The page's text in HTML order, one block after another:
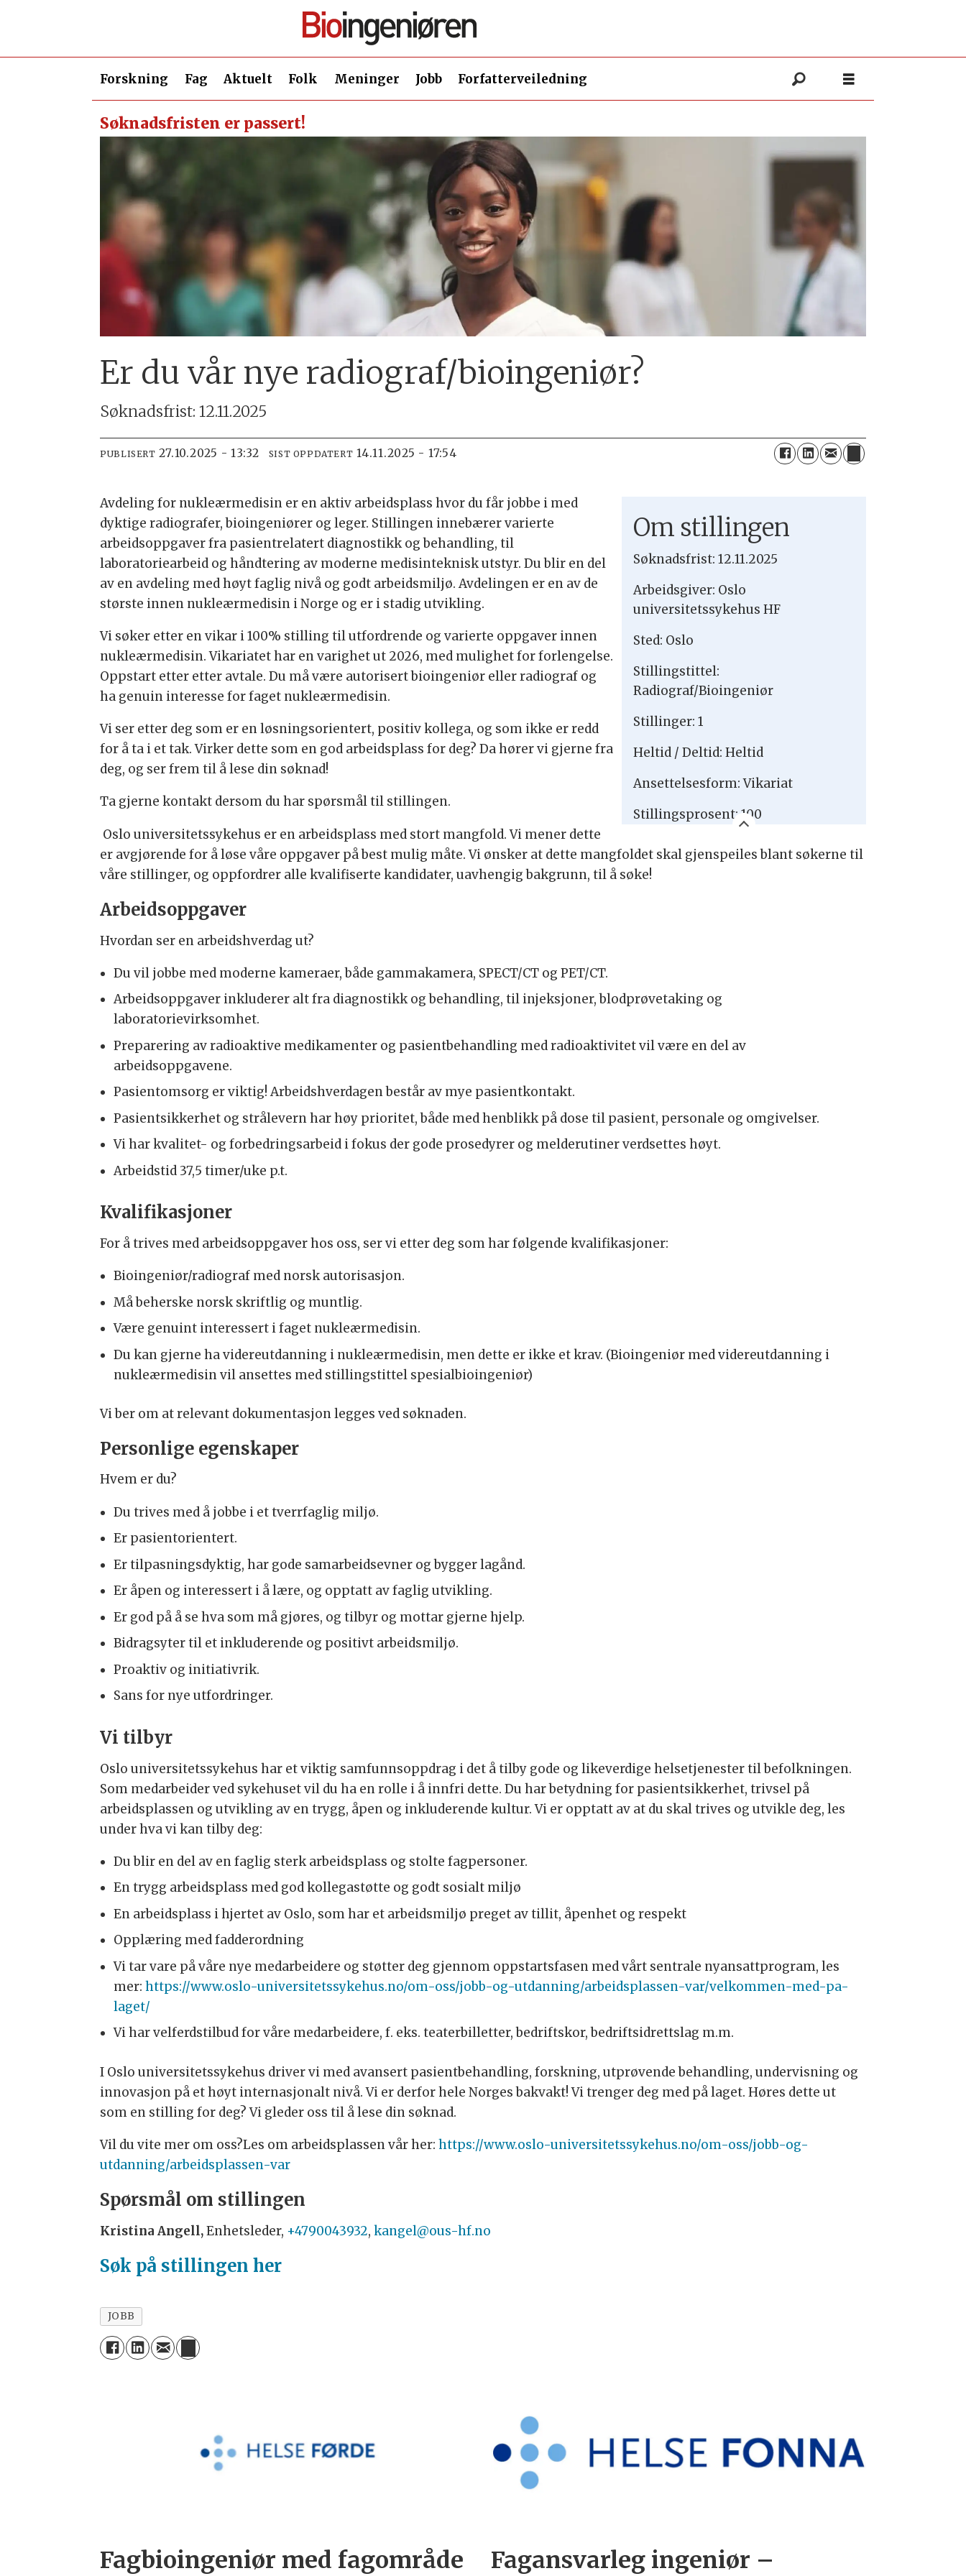
Forskning Fag Aktuelt Folk Meninger Jobb Forfatterveiledning
Søknadsfristen er passert!
Er du vår nye radiograf/bioingeniør?
Søknadsfrist: 12.11.2025
PUBLISERT 27.10.2025 - 13:32 SIST OPPDATERT 14.11.2025 - 17:54
Om stillingen
Søknadsfrist: 12.11.2025
Arbeidsgiver: Oslo
universitetssykehus HF
Sted: Oslo
Stillingstittel:
Radiograf/Bioingeniør
Stillinger: 1
Heltid / Deltid: Heltid
Ansettelsesform: Vikariat
Stillingsprosent: 100
Avdeling for nukleærmedisin er en aktiv arbeidsplass hvor du får jobbe i med
dyktige radiografer, bioingeniører og leger. Stillingen innebærer varierte
arbeidsoppgaver fra pasientrelatert diagnostikk og behandling, til
laboratoriearbeid og håndtering av moderne medisinteknisk utstyr. Du blir en del
av en avdeling med høyt faglig nivå og godt arbeidsmiljø. Avdelingen er en av de
største innen nukleærmedisin i Norge og er i stadig utvikling.
Vi søker etter en vikar i 100% stilling til utfordrende og varierte oppgaver innen
nukleærmedisin. Vikariatet har en varighet ut 2026, med mulighet for forlengelse.
Oppstart etter etter avtale. Du må være autorisert bioingeniør eller radiograf og
ha genuin interesse for faget nukleærmedisin.
Vi ser etter deg som er en løsningsorientert, positiv kollega, og som ikke er redd
for å ta i et tak. Virker dette som en god arbeidsplass for deg? Da hører vi gjerne fra
deg, og ser frem til å lese din søknad!
Ta gjerne kontakt dersom du har spørsmål til stillingen.
Oslo universitetssykehus er en arbeidsplass med stort mangfold. Vi mener dette
er avgjørende for å løse våre oppgaver på best mulig måte. Vi ønsker at dette mangfoldet skal gjenspeiles blant søkerne til
våre stillinger, og oppfordrer alle kvalifiserte kandidater, uavhengig bakgrunn, til å søke!
Arbeidsoppgaver
Hvordan ser en arbeidshverdag ut?
Du vil jobbe med moderne kameraer, både gammakamera, SPECT/CT og PET/CT.
Arbeidsoppgaver inkluderer alt fra diagnostikk og behandling, til injeksjoner, blodprøvetaking og
laboratorievirksomhet.
Preparering av radioaktive medikamenter og pasientbehandling med radioaktivitet vil være en del av
arbeidsoppgavene.
Pasientomsorg er viktig! Arbeidshverdagen består av mye pasientkontakt.
Pasientsikkerhet og strålevern har høy prioritet, både med henblikk på dose til pasient, personale og omgivelser.
Vi har kvalitet- og forbedringsarbeid i fokus der gode prosedyrer og melderutiner verdsettes høyt.
Arbeidstid 37,5 timer/uke p.t.
Kvalifikasjoner
For å trives med arbeidsoppgaver hos oss, ser vi etter deg som har følgende kvalifikasjoner:
Bioingeniør/radiograf med norsk autorisasjon.
Må beherske norsk skriftlig og muntlig.
Være genuint interessert i faget nukleærmedisin.
Du kan gjerne ha videreutdanning i nukleærmedisin, men dette er ikke et krav. (Bioingeniør med videreutdanning i
nukleærmedisin vil ansettes med stillingstittel spesialbioingeniør)
Vi ber om at relevant dokumentasjon legges ved søknaden.
Personlige egenskaper
Hvem er du?
Du trives med å jobbe i et tverrfaglig miljø.
Er pasientorientert.
Er tilpasningsdyktig, har gode samarbeidsevner og bygger lagånd.
Er åpen og interessert i å lære, og opptatt av faglig utvikling.
Er god på å se hva som må gjøres, og tilbyr og mottar gjerne hjelp.
Bidragsyter til et inkluderende og positivt arbeidsmiljø.
Proaktiv og initiativrik.
Sans for nye utfordringer.
Vi tilbyr
Oslo universitetssykehus har et viktig samfunnsoppdrag i det å tilby gode og likeverdige helsetjenester til befolkningen.
Som medarbeider ved sykehuset vil du ha en rolle i å innfri dette. Du har betydning for pasientsikkerhet, trivsel på
arbeidsplassen og utvikling av en trygg, åpen og inkluderende kultur. Vi er opptatt av at du skal trives og utvikle deg, les
under hva vi kan tilby deg:
Du blir en del av en faglig sterk arbeidsplass og stolte fagpersoner.
En trygg arbeidsplass med god kollegastøtte og godt sosialt miljø
En arbeidsplass i hjertet av Oslo, som har et arbeidsmiljø preget av tillit, åpenhet og respekt
Opplæring med fadderordning
Vi tar vare på våre nye medarbeidere og støtter deg gjennom oppstartsfasen med vårt sentrale nyansattprogram, les
mer:https://www.oslo-universitetssykehus.no/om-oss/jobb-og-utdanning/arbeidsplassen-var/velkommen-med-pa-
laget/
Vi har velferdstilbud for våre medarbeidere, f. eks. teaterbilletter, bedriftskor, bedriftsidrettslag m.m.
I Oslo universitetssykehus driver vi med avansert pasientbehandling, forskning, utprøvende behandling, undervisning og
innovasjon på et høyt internasjonalt nivå. Vi er derfor hele Norges bakvakt! Vi trenger deg med på laget. Høres dette ut
som en stilling for deg? Vi gleder oss til å lese din søknad.
Vil du vite mer om oss?Les om arbeidsplassen vår her:https://www.oslo-universitetssykehus.no/om-oss/jobb-og-
utdanning/arbeidsplassen-var
Spørsmål om stillingen
Kristina Angell,Enhetsleder, +4790043932,kangel@ous-hf.no
Søk på stillingen her
JOBB
Fagbioingeniør med fagområde
Fagansvarleg ingeniør –